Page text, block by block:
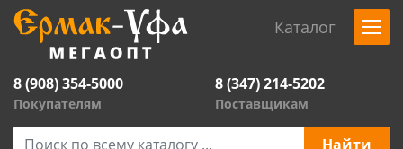
Каталог
8 (908) 354-5000
Покупателям
8 (347) 214-5202
Поставщикам